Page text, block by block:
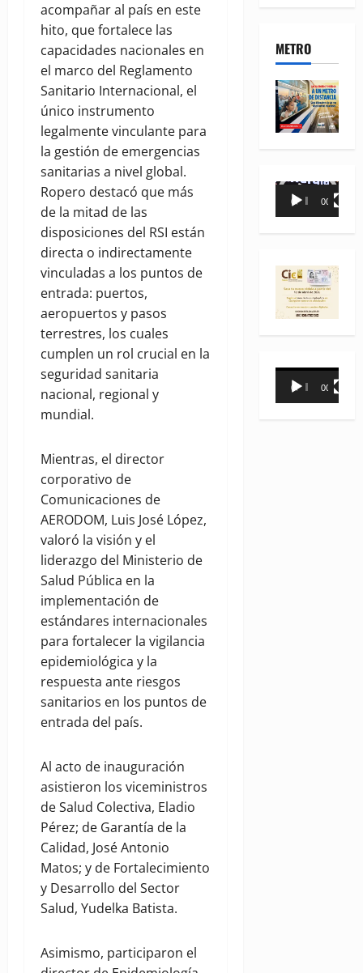
acompañar al país en este
hito, que fortalece las
capacidades nacionales en
el marco del Reglamento
Sanitario Internacional, el
único instrumento
legalmente vinculante para
la gestión de emergencias
sanitarias a nivel global.
Ropero destacó que más
de la mitad de las
disposiciones del RSI están
directa o indirectamente
vinculadas a los puntos de
entrada: puertos,
aeropuertos y pasos
terrestres, los cuales
cumplen un rol crucial en la
seguridad sanitaria
nacional, regional y
mundial.
Mientras, el director
corporativo de
Comunicaciones de
AERODOM, Luis José López,
valoró la visión y el
liderazgo del Ministerio de
Salud Pública en la
implementación de
estándares internacionales
para fortalecer la vigilancia
epidemiológica y la
respuesta ante riesgos
sanitarios en los puntos de
entrada del país.
Al acto de inauguración
asistieron los viceministros
de Salud Colectiva, Eladio
Pérez; de Garantía de la
Calidad, José Antonio
Matos; y de Fortalecimiento
y Desarrollo del Sector
Salud, Yudelka Batista.
Asimismo, participaron el
METRO
Reproductor
00:00 00:35
Reproductor
00:00 00:31